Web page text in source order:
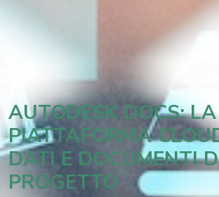
AUTODESK DOCS: LA
PIATTAFORMA
DATI E DOCUMENTI
PROGETTO